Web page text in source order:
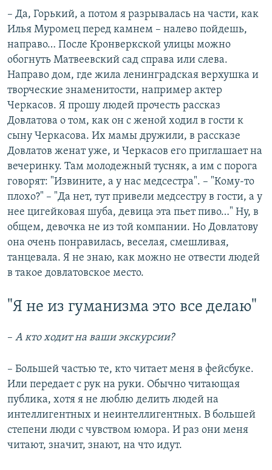
– Да, Горький, а потом я разрывалась на части, как
Илья Муромец перед камнем – налево пойдешь,
направо… После Кронверкской улицы можно
обогнуть Матвеевский сад справа или слева.
Направо дом, где жила ленинградская верхушка и
творческие знаменитости, например актер
Черкасов. Я прошу людей прочесть рассказ
Довлатова о том, как он с женой ходил в гости к
сыну Черкасова. Их мамы дружили, в рассказе
Довлатов женат уже, и Черкасов его приглашает на
вечеринку. Там молодежный тусняк, а им с порога
говорят: "Извините, а у нас медсестра". – "Кому-то
плохо?" – "Да нет, тут привели медсестру в гости, а у
нее цигейковая шуба, девица эта пьет пиво…" Ну, в
общем, девочка не из той компании. Но Довлатову
она очень понравилась, веселая, смешливая,
танцевала. Я не знаю, как можно не отвести людей
в такое довлатовское место.
"Я не из гуманизма это все делаю"
– А кто ходит на ваши экскурсии?
– Большей частью те, кто читает меня в фейсбуке.
Или передает с рук на руки. Обычно читающая
публика, хотя я не люблю делить людей на
интеллигентных и неинтеллигентных. В большей
степени люди с чувством юмора. И раз они меня
читают, значит, знают, на что идут.